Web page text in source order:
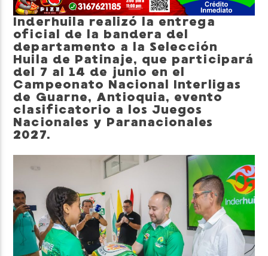
Inderhuila realizó la entrega
oficial de la bandera del
departamento a la Selección
Huila de Patinaje, que participará
del 7 al 14 de junio en el
Campeonato Nacional Interligas
de Guarne, Antioquia, evento
clasificatorio a los Juegos
Nacionales y Paranacionales
2027.